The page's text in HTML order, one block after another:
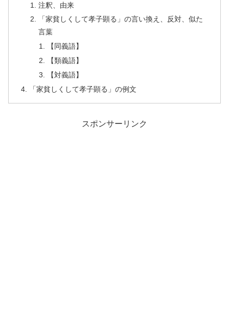
注釈、由来
「家貧しくして孝子顕る」の言い換え、反対、似た
言葉
【同義語】
【類義語】
【対義語】
「家貧しくして孝子顕る」の例文
スポンサーリンク